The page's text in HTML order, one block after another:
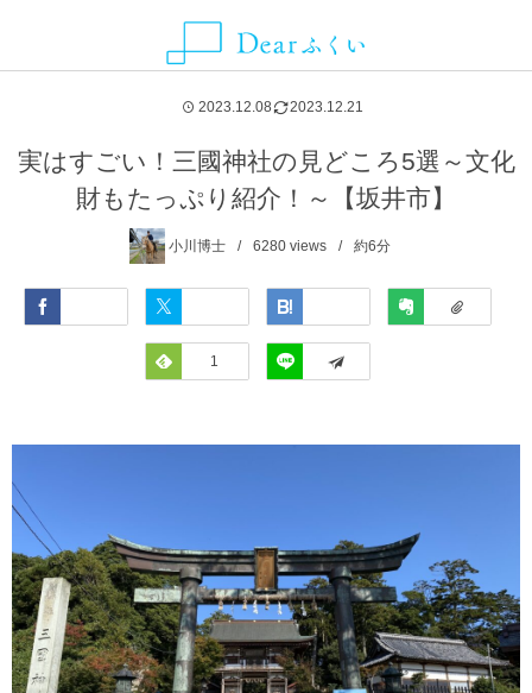
2023.12.08 2023.12.21
実はすごい！三國神社の見どころ5選～文化
財もたっぷり紹介！～【坂井市】
小川博士 6280 views 約6分
Evernote
Feedly
1 LINE
観光スポット
レジャー・アクティビティ
自然・風景
お土産
産業・ものづくり
体験施設・体験プラン
歴史
池田町
越前町
おおい町
大野市
小浜市
Dearふくいへの広告掲載について
プライバシーポリシー
SmartNews
Yahoo!ライフマガジン